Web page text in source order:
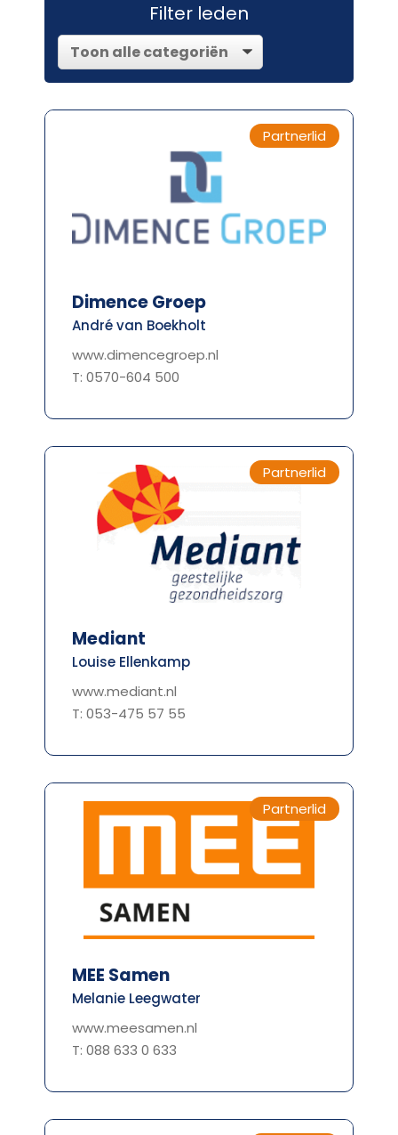
Filter leden
Partnerlid
Dimence Groep
André van Boekholt
www.dimencegroep.nl
T: 0570-604 500
Partnerlid
Mediant
Louise Ellenkamp
www.mediant.nl
T: 053-475 57 55
Partnerlid
MEE Samen
Melanie Leegwater
www.meesamen.nl
T: 088 633 0 633